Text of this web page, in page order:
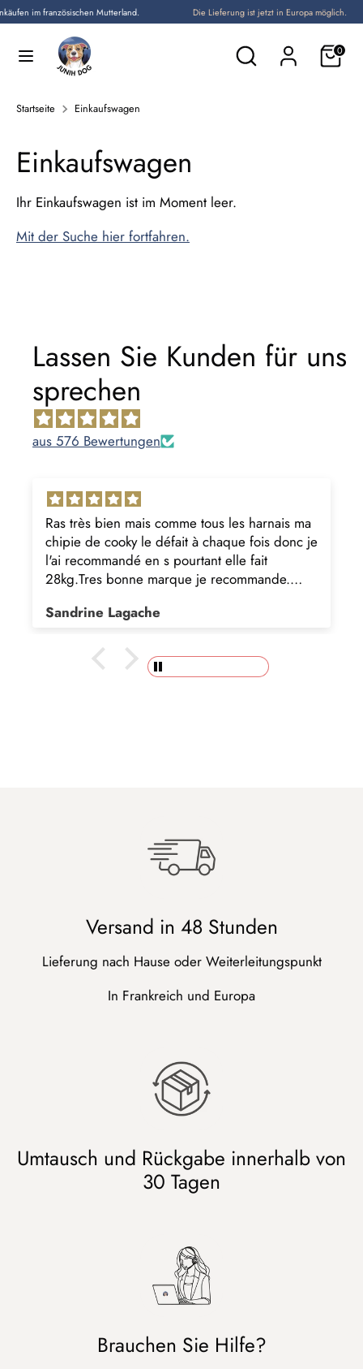
Direkt
Inhalt
im französischen Mutterland. Die Lieferung ist jetzt in Europa möglich.
Suchen
Durchsuchen
Sie
Shop
0
Sprache
Deutsch
Durchsuchen
Sie
Shop
Startseite Einkaufswagen
Einkaufswagen
Ihr Einkaufswagen ist im Moment leer.
Mit der Suche hier fortfahren.
Lassen Sie Kunden für uns
sprechen
aus 576 Bewertungen
Ras très bien mais comme tous les harnais ma
chipie de cooky le défait à chaque fois donc je
l'ai recommandé en s pourtant elle fait
28kg.Tres bonne marque je recommande.
Sandrine Lagache
Versand in 48 Stunden
Lieferung nach Hause oder Weiterleitungspunkt
In Frankreich und Europa
Umtausch und Rückgabe innerhalb von
30 Tagen
Brauchen Sie Hilfe?